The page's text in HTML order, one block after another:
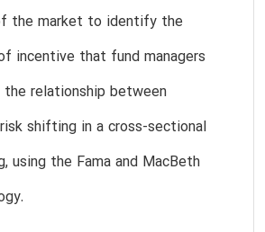
the market to identify the
incentive that fund managers
the relationship between
shifting in a cross-sectional
using the Fama and MacBeth